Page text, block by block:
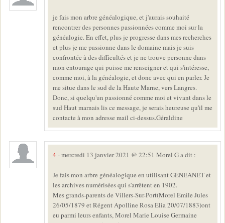
je fais mon arbre généalogique, et j'aurais souhaité
rencontrer des personnes passionnées comme moi sur la
généalogie. En effet, plus je progresse dans mes recherches
et plus je me passionne dans le domaine mais je suis
confrontée à des difficultés et je ne trouve personne dans
mon entourage qui puisse me renseigner et qui s'intéresse,
comme moi, à la généalogie, et donc avec qui en parler. Je
me situe dans le sud de la Haute Marne, vers Langres.
Donc, si quelqu'un passionné comme moi et vivant dans le
sud Haut marnais lis ce message, je serais heureuse qu'il me
contacte à mon adresse mail ci-dessus.Géraldine
4- mercredi 13 janvier 2021 @ 22:51 Morel G a dit :
Je fais mon arbre généalogique en utilisant GENEANET et
les archives numérisées qui s'arrêtent en 1902.
Mes grands-parents de Villers-Sur-Port(Morel Emile Jules
26/05/1879 et Régent Apolline Rosa Elia 20/07/1883)ont
eu parmi leurs enfants, Morel Marie Louise Germaine